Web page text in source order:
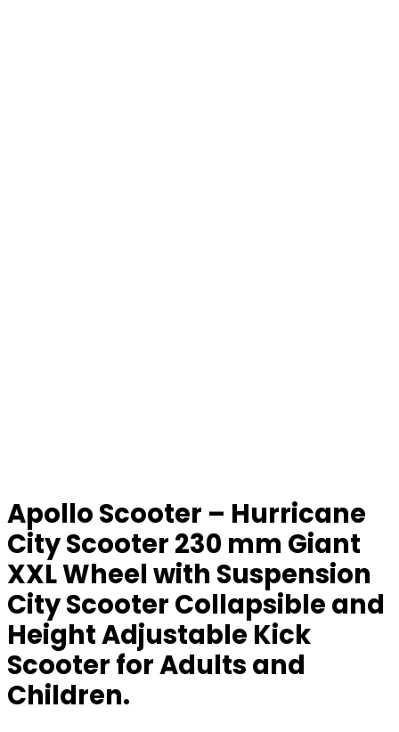
Apollo Scooter – Hurricane
City Scooter 230 mm Giant
XXL Wheel with Suspension
City Scooter Collapsible and
Height Adjustable Kick
Scooter for Adults and
Children.